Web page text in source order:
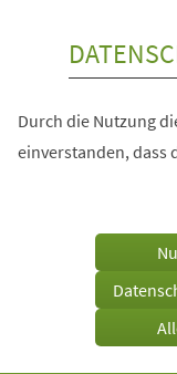
Durch die Nutzung
einverstanden, dass